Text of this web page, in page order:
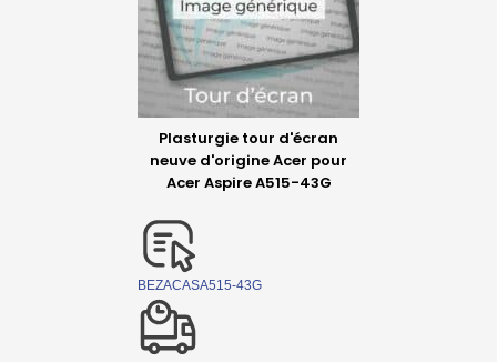
Plasturgie tour d'écran
neuve d'origine Acer pour
Acer Aspire A515-43G
BEZACASA515-43G